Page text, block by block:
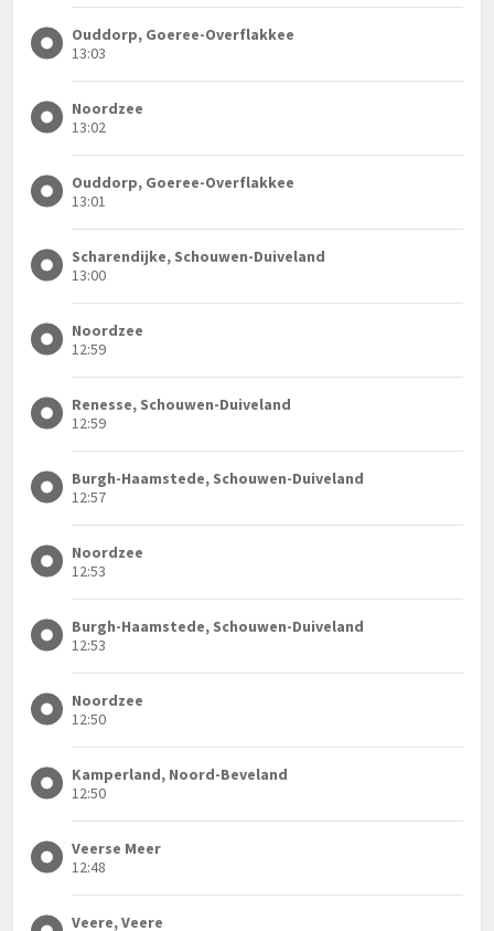
Ouddorp, Goeree-Overflakkee
13:03
Noordzee
13:02
Ouddorp, Goeree-Overflakkee
13:01
Scharendijke, Schouwen-Duiveland
13:00
Noordzee
12:59
Renesse, Schouwen-Duiveland
12:59
Burgh-Haamstede, Schouwen-Duiveland
12:57
Noordzee
12:53
Burgh-Haamstede, Schouwen-Duiveland
12:53
Noordzee
12:50
Kamperland, Noord-Beveland
12:50
Veerse Meer
12:48
Veere, Veere